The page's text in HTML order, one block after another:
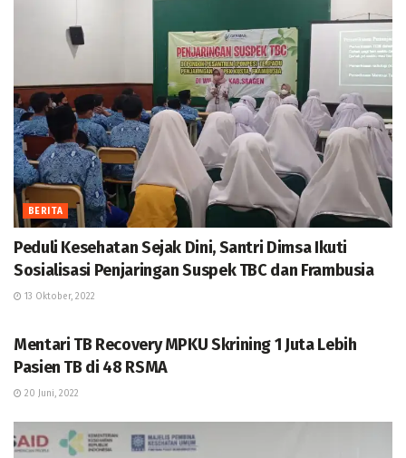
BERITA
Peduli Kesehatan Sejak Dini, Santri Dimsa Ikuti
Sosialisasi Penjaringan Suspek TBC dan Frambusia
13 Oktober, 2022
Mentari TB Recovery MPKU Skrining 1 Juta Lebih
Pasien TB di 48 RSMA
20 Juni, 2022